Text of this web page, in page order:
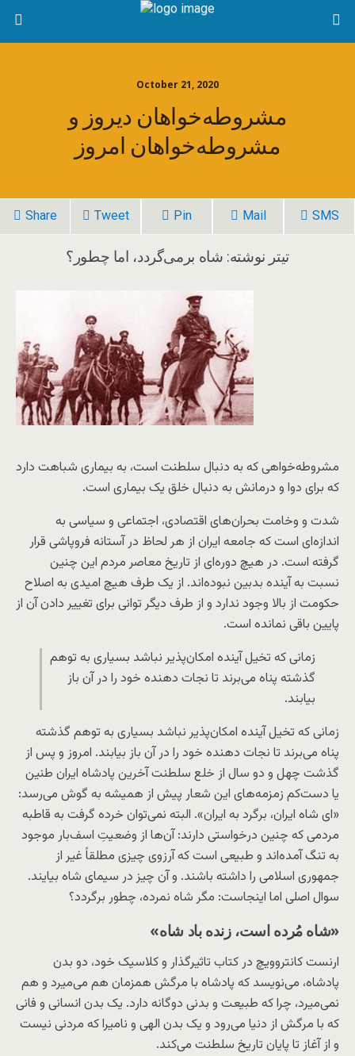
October 21, 2020
مشروطه‌خواهان دیروز و
مشروطه‌خواهان امروز
Share Tweet Pin Mail
SMS
تیتر نوشته: شاه برمی‌گردد، اما چطور؟
مشروطه‌خواهی که به دنبال سلطنت است، به بیماری شباهت دارد
که برای دوا و درمانش به دنبال خلق یک بیماری است.
شدت و وخامت بحران‌های اقتصادی، اجتماعی و سیاسی به
اندازه‌ای است که جامعه ایران از هر لحاظ در آستانه فروپاشی قرار
گرفته است. در هیچ دوره‌ای از تاریخ معاصر مردم این چنین
نسبت به آینده بدبین نبوده‌اند. از یک طرف هیچ امیدی به اصلاح
حکومت از بالا وجود ندارد و از طرف دیگر توانی برای تغییر دادن آن از
پایین باقی نمانده است.
زمانی که تخیل آینده امکان‌پذیر نباشد بسیاری به توهم
گذشته پناه می‌برند تا نجات دهنده خود را در آن باز
بیابند.
زمانی که تخیل آینده امکان‌پذیر نباشد بسیاری به توهم گذشته
پناه می‌برند تا نجات دهنده خود را در آن باز بیابند. امروز و پس از
گذشت چهل و دو سال از خلع سلطنت آخرین پادشاه ایران طنین
یا دست‌کم زمزمه‌های این شعار پیش از همیشه به گوش می‌رسد:
«ای شاه ایران، برگرد به ایران». البته نمی‌توان خرده گرفت به قاطبه
مردمی که چنین درخواستی دارند: آن‌ها از وضعیتِ اسف‌بار موجود
به تنگ آمده‌اند و طبیعی است که آرزوی چیزی مطلقاً‌ غیر از
جمهوری اسلامی را داشته باشند. و آن چیز در سیمای شاه بیایند.
سوال اصلی اما اینجاست: مگر شاه نمرده، چطور برگردد؟
«شاه مُرده است، زنده باد شاه»
ارنست کانتروویچ در کتاب تاثیرگذار و کلاسیک خود، دو بدن
پادشاه، می‌نویسد که پادشاه با مرگش همزمان هم می‌میرد و هم
نمی‌میرد، چرا که طبیعت و بدنی دوگانه دارد. یک بدن انسانی و فانی
که با مرگش از دنیا می‌رود و یک بدن الهی و نامیرا که مردنی نیست
و از آغاز تا پایان تاریخ سلطنت می‌کند.